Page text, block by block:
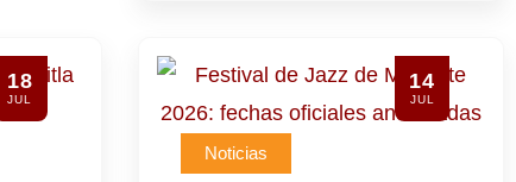
18
JUL
14
JUL
Noticias